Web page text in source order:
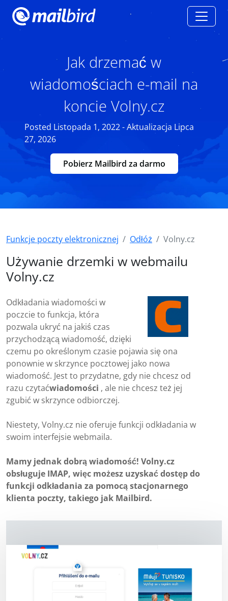
Jak drzemać w
wiadomościach e-mail na
koncie Volny.cz
Posted Listopada 1, 2022 - Aktualizacja Lipca
27, 2026
Pobierz Mailbird za darmo
Funkcje poczty elektronicznej Odłóż Volny.cz
Używanie drzemki w webmailu
Volny.cz
Odkładania wiadomości w
poczcie to funkcja, która
pozwala ukryć na jakiś czas
przychodzącą wiadomość, dzięki
czemu po określonym czasie pojawia się ona
ponownie w skrzynce pocztowej jako nowa
wiadomość. Jest to przydatne, gdy nie chcesz od
razu czytaćwiadomości , ale nie chcesz też jej
zgubić w skrzynce odbiorczej.
Niestety, Volny.cz nie oferuje funkcji odkładania w
swoim interfejsie webmaila.
Mamy jednak dobrą wiadomość! Volny.cz
obsługuje IMAP, więc możesz uzyskać dostęp do
funkcji odkładania za pomocą stacjonarnego
klienta poczty, takiego jak Mailbird.